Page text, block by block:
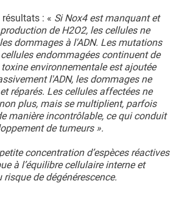
résultats : « Si Nox4 est manquant et
de H2O2, les cellules ne
dommages à l'ADN. Les mutations
endommagées continuent de
environnementale est ajoutée
l'ADN, les dommages ne
réparés. Les cellules affectées ne
plus, mais se multiplient, parfois
manière incontrôlable, ce qui conduit
de tumeurs ».
concentration d’espèces réactives
à l’équilibre cellulaire interne et
de dégénérescence.